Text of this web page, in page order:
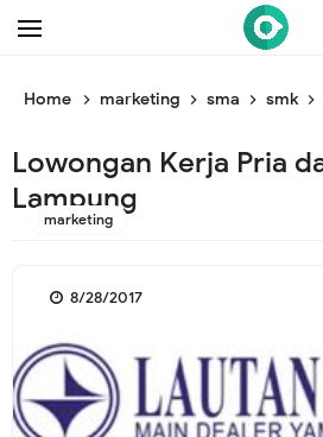
/* ganti br end */
Home marketing sma smk
Lowongan Kerja Pria
Lampung
marketing
8/28/2017